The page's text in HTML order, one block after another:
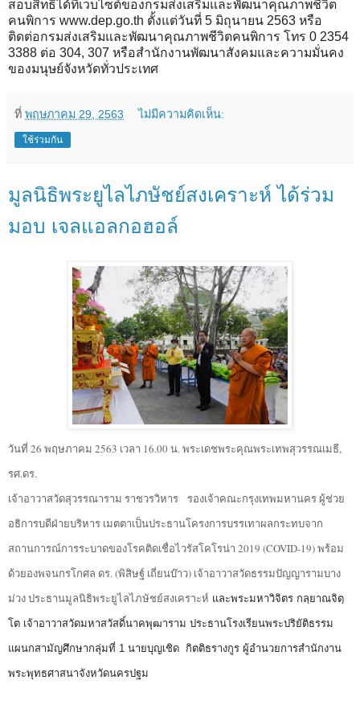
สอบสิทธิได้ที่เว็บไซต์ของกรมส่งเสริมและพัฒนาคุณภาพชีวิต
คนพิการ www.dep.go.th ตั้งแต่วันที่ 5 มิถุนายน 2563 หรือ
ติดต่อกรมส่งเสริมและพัฒนาคุณภาพชีวิตคนพิการ โทร 0 2354
3388 ต่อ 304, 307 หรือสำนักงานพัฒนาสังคมและความมั่นคง
ของมนุษย์จังหวัดทั่วประเทศ
ที่ พฤษภาคม 29, 2563 ไม่มีความคิดเห็น:
ใช้ร่วมกัน
มูลนิธิพระยูไลไภษัชย์สงเคราะห์ ได้ร่วม
มอบ เจลแอลกอฮอล์
วันที่ 26 พฤษภาคม 2563 เวลา 16.00 น. พระเดชพระคุณพระเทพสุวรรณเมธี,
รศ.ดร.
เจ้าอาวาสวัดสุวรรณาราม ราชวรวิหาร รองเจ้าคณะกรุงเทพมหานคร ผู้ช่วย
อธิการบดีฝ่ายบริหาร เมตตาเป็นประธานโครงการบรรเทาผลกระทบจาก
สถานการณ์การระบาดของโรคติดเชื่อไวรัสโคโรน่า 2019 (COVID-19) พร้อม
ด้วยองพจนกรโกศล ดร. (พิสิษฐ์ เถี่ยนบ๊าว) เจ้าอาวาสวัดธรรมปัญญารามบาง
ม่วง ประธานมูลนิธิพระยูไลไภษัชย์สงเคราะห์ และพระมหาวิจิตร กลฺยาณจิตฺ
โต เจ้าอาวาสวัดมหาสวัสดิ์นาคพุฒาราม ประธานโรงเรียนพระปริยัติธรรม
แผนกสามัญศึกษากลุ่มที่ 1 นายบุญเชิด กิตติธรางกูร ผู้อำนวยการสำนักงาน
พระพุทธศาสนาจังหวัดนครปฐม